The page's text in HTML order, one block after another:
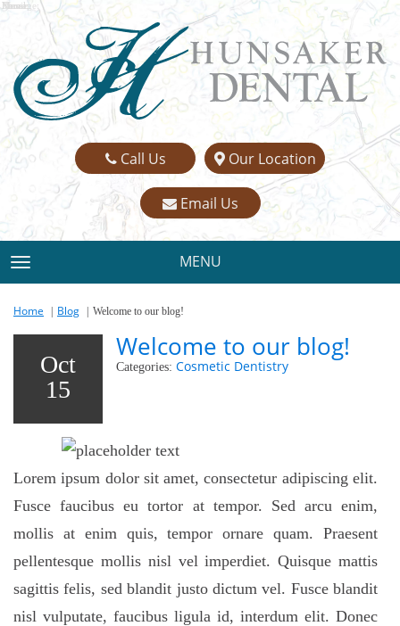
Call Us Our Location
Email Us
TOGGLE NAVIGATION MENU
Home Blog Welcome to our blog!
Oct
15
Welcome to our blog!
Categories: Cosmetic Dentistry
Lorem ipsum dolor sit amet, consectetur adipiscing elit.
Fusce faucibus eu tortor at tempor. Sed arcu enim,
mollis at enim quis, tempor ornare quam. Praesent
pellentesque mollis nisl vel imperdiet. Quisque mattis
sagittis felis, sed blandit justo dictum vel. Fusce blandit
nisl vulputate, faucibus ligula id, interdum elit. Donec
Name:
Email:
Phone:
Message: